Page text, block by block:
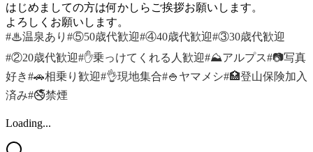
はじめましての方は何かしらご挨拶お願いします。
よろしくお願いします。
#♨温泉あり #⑤50歳代歓迎#④40歳代歓迎#③30歳代歓迎
#②20歳代歓迎#✋乗っけてくれる人歓迎#⛰アルプス#📷写真
好き#🚗相乗り歓迎#👌現地集合#🍚ヤマメシ#🏥登山保険加入
済み#🚭禁煙
Loading...